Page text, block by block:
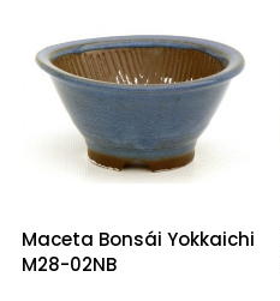
Maceta Bonsái Yokkaichi
M28-02NB